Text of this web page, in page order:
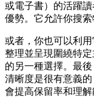
或電子書）的活躍
優勢。它允許你搜
或者，你也可以利
整理並呈現圍繞特
的另一種選擇。最
清晰度是很有意義
會提高保留率和理解